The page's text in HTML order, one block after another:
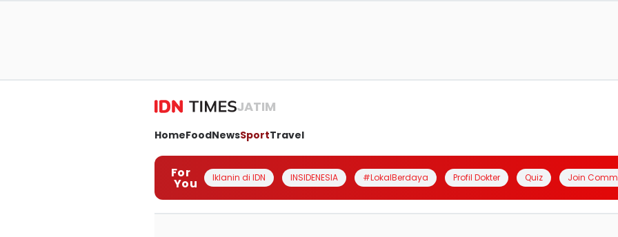
JATIM
HomeFoodNewsSportTravel
For
You Iklanin di IDN INSIDENESIA #LokalBerdaya Profil Dokter Quiz Join